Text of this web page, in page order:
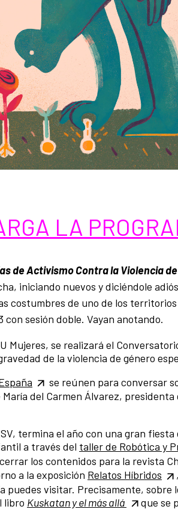
LA
de Activismo Contra la Violencia
iniciando nuevos y diciéndole
costumbres de uno de los
sesión doble. Vayan anotando.
Mujeres, se realizará el
de la violencia de género
se reúnen para conversar
del Carmen Álvarez, presidenta
termina el año con una gran fiesta
a través del taller de Robótica y
los contenidos para la revista
a la exposición Relatos Híbridos
puedes visitar. Precisamente, sobre
libro Kuskatan y el más allá
que se